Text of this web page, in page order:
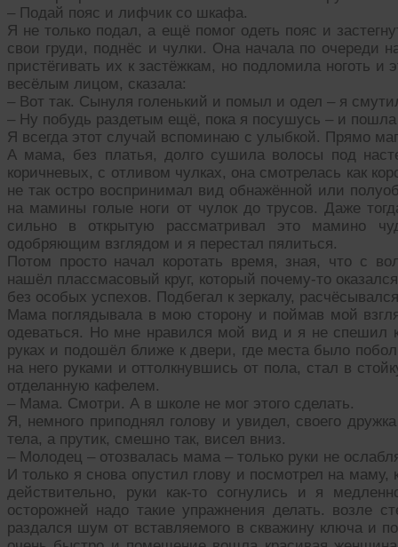
– Подай пояс и лифчик со шкафа.
Я не только подал, а ещё помог одеть пояс и
свои груди, поднёс и чулки. Она начала по очереди
пристёгивать их к застёжкам, но подломила ноготь
весёлым лицом, сказала:
– Вот так. Сынуля голенький и помыл и одел – я
– Ну побудь раздетым ещё, пока я посушусь – и
Я всегда этот случай вспоминаю с улыбкой. Прямо
А мама, без платья, долго сушила волосы под
коричневых, с отливом чулках, она смотрелась как
не так остро воспринимал вид обнажённой или
на мамины голые ноги от чулок до трусов. Даже
сильно в открытую рассматривал это мамино
одобряющим взглядом и я перестал пялиться.
Потом просто начал коротать время, зная, что с
нашёл плассмасовый круг, который почему-то
без особых успехов. Подбегал к зеркалу,
Мама поглядывала в мою сторону и поймав мой
одеваться. Но мне нравился мой вид и я не спешил
руках и подошёл ближе к двери, где места было
на него руками и оттолкнувшись от пола, стал в
отделанную кафелем.
– Мама. Смотри. А в школе не мог этого сделать.
Я, немного приподнял голову и увидел, своего
тела, а прутик, смешно так, висел вниз.
– Молодец – отозвалась мама – только руки не
И только я снова опустил глову и посмотрел на
действительно, руки как-то согнулись и я
осторожней надо такие упражнения делать. возле
раздался шум от вставляемого в скважину ключа и